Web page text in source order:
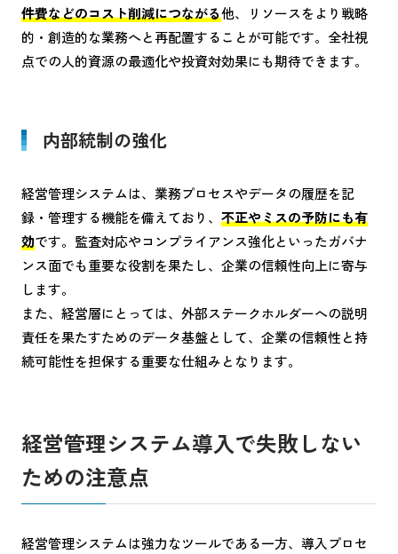
件費などのコスト削減につながる他、リソースをより戦略
的・創造的な業務へと再配置することが可能です。全社視
点での人的資源の最適化や投資対効果にも期待できます。
内部統制の強化
経営管理システムは、業務プロセスやデータの履歴を記
録・管理する機能を備えており、 不正やミスの予防にも有
効です。監査対応やコンプライアンス強化といったガバナ
ンス面でも重要な役割を果たし、企業の信頼性向上に寄与
します。
また、経営層にとっては、外部ステークホルダーへの説明
責任を果たすためのデータ基盤として、企業の信頼性と持
続可能性を担保する重要な仕組みとなります。
経営管理システム導入で失敗しない
ための注意点
経営管理システムは強力なツールである一方、導入プロセ